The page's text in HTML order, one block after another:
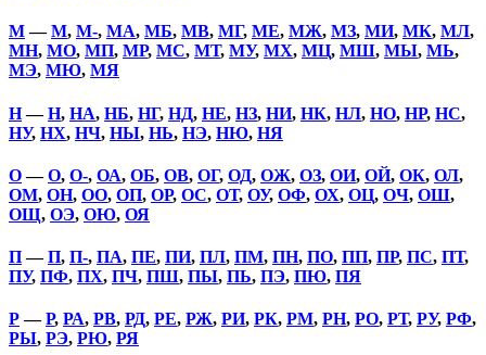
М—М, М-, МА, МБ, МВ, МГ, МЕ, МЖ, МЗ, МИ, МК, МЛ,
МН, МО, МП, МР, МС, МТ, МУ, МХ, МЦ, МШ, МЫ, МЬ,
МЭ, МЮ, МЯ
Н—Н, НА, НБ, НГ, НД, НЕ, НЗ, НИ, НК, НЛ, НО, НР, НС,
НУ, НХ, НЧ, НЫ, НЬ, НЭ, НЮ, НЯ
О—О, О-, ОА, ОБ, ОВ, ОГ, ОД, ОЖ, ОЗ, ОИ, ОЙ, ОК, ОЛ,
ОМ, ОН, ОО, ОП, ОР, ОС, ОТ, ОУ, ОФ, ОХ, ОЦ, ОЧ, ОШ,
ОЩ, ОЭ, ОЮ, ОЯ
П—П, П-, ПА, ПЕ, ПИ, ПЛ, ПМ, ПН, ПО, ПП, ПР, ПС, ПТ,
ПУ, ПФ, ПХ, ПЧ, ПШ, ПЫ, ПЬ, ПЭ, ПЮ, ПЯ
Р—Р, РА, РВ, РД, РЕ, РЖ, РИ, РК, РМ, РН, РО, РТ, РУ, РФ,
РЫ, РЭ, РЮ, РЯ